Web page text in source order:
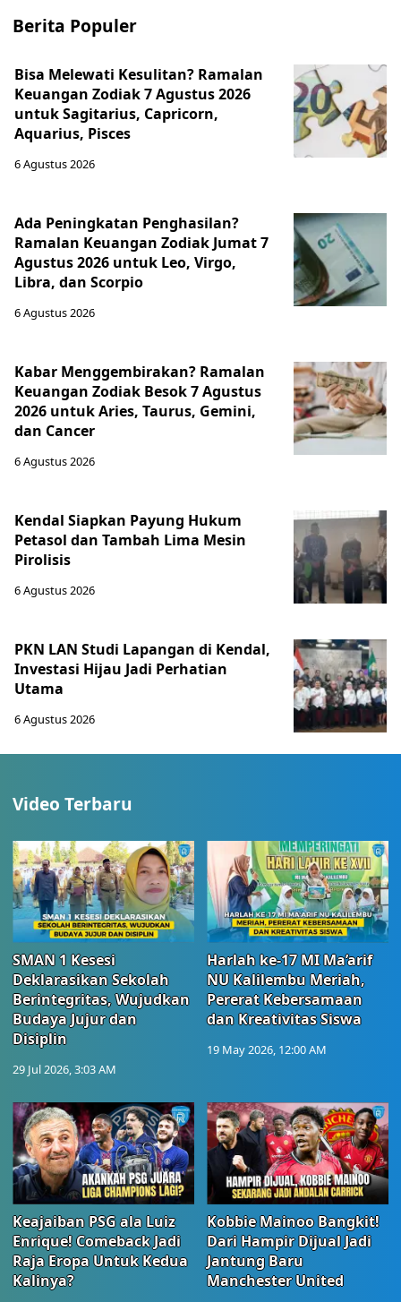
Berita Populer
Bisa Melewati Kesulitan? Ramalan
Keuangan Zodiak 7 Agustus 2026
untuk Sagitarius, Capricorn,
Aquarius, Pisces
6 Agustus 2026
Ada Peningkatan Penghasilan?
Ramalan Keuangan Zodiak Jumat 7
Agustus 2026 untuk Leo, Virgo,
Libra, dan Scorpio
6 Agustus 2026
Kabar Menggembirakan? Ramalan
Keuangan Zodiak Besok 7 Agustus
2026 untuk Aries, Taurus, Gemini,
dan Cancer
6 Agustus 2026
Kendal Siapkan Payung Hukum
Petasol dan Tambah Lima Mesin
Pirolisis
6 Agustus 2026
PKN LAN Studi Lapangan di Kendal,
Investasi Hijau Jadi Perhatian
Utama
6 Agustus 2026
Video Terbaru
SMAN 1 Kesesi
Deklarasikan Sekolah
Berintegritas, Wujudkan
Budaya Jujur dan
Disiplin
29 Jul 2026, 3:03 AM
Harlah ke-17 MI Ma’arif
NU Kalilembu Meriah,
Pererat Kebersamaan
dan Kreativitas Siswa
19 May 2026, 12:00 AM
Keajaiban PSG ala Luiz
Enrique! Comeback Jadi
Raja Eropa Untuk Kedua
Kalinya?
Kobbie Mainoo Bangkit!
Dari Hampir Dijual Jadi
Jantung Baru
Manchester United